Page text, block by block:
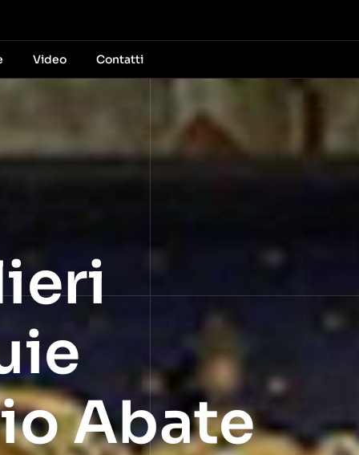
Video Contatti
Abate